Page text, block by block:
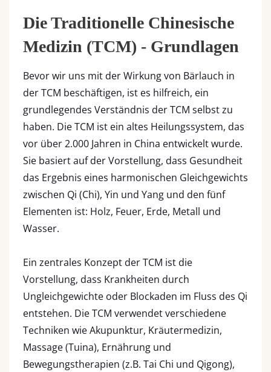
Die Traditionelle Chinesische
Medizin (TCM) - Grundlagen
Bevor wir uns mit der Wirkung von Bärlauch in
der TCM beschäftigen, ist es hilfreich, ein
grundlegendes Verständnis der TCM selbst zu
haben. Die TCM ist ein altes Heilungssystem, das
vor über 2.000 Jahren in China entwickelt wurde.
Sie basiert auf der Vorstellung, dass Gesundheit
das Ergebnis eines harmonischen Gleichgewichts
zwischen Qi (Chi), Yin und Yang und den fünf
Elementen ist: Holz, Feuer, Erde, Metall und
Wasser.
Ein zentrales Konzept der TCM ist die
Vorstellung, dass Krankheiten durch
Ungleichgewichte oder Blockaden im Fluss des Qi
entstehen. Die TCM verwendet verschiedene
Techniken wie Akupunktur, Kräutermedizin,
Massage (Tuina), Ernährung und
Bewegungstherapien (z.B. Tai Chi und Qigong),